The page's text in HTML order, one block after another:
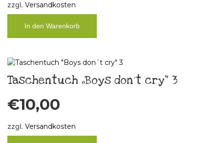
zzgl. Versandkosten
In den Warenkorb
Taschentuch „Boys don´t cry“ 3
€10,00
zzgl. Versandkosten